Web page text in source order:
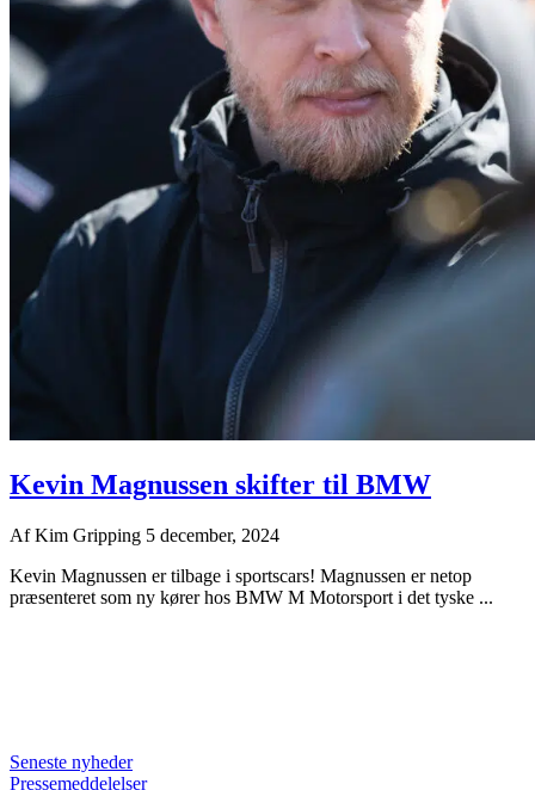
Kevin Magnussen skifter til BMW
AfKim Gripping 5 december, 2024
Kevin Magnussen er tilbage i sportscars! Magnussen er netop
præsenteret som ny kører hos BMW M Motorsport i det tyske ...
Seneste nyheder
Pressemeddelelser